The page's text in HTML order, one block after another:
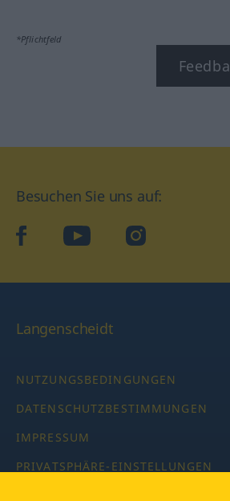
*Pflichtfeld
Besuchen Sie uns auf:
facebookYouTube Instagram
Langenscheidt
NUTZUNGSBEDINGUNGEN
DATENSCHUTZBESTIMMUNGEN
IMPRESSUM
PRIVATSPHÄRE-EINSTELLUNGEN